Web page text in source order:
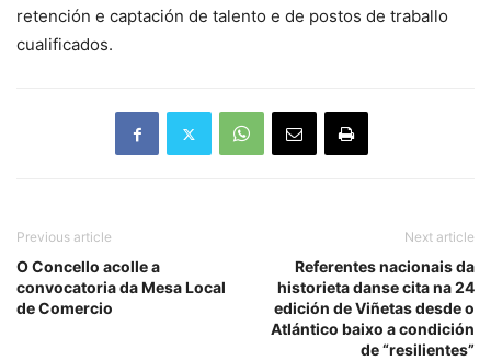
retención e captación de talento e de postos de traballo
cualificados.
Previous article
O Concello acolle a
convocatoria da Mesa Local
de Comercio
Next article
Referentes nacionais da
historieta danse cita na 24
edición de Viñetas desde o
Atlántico baixo a condición
de “resilientes”